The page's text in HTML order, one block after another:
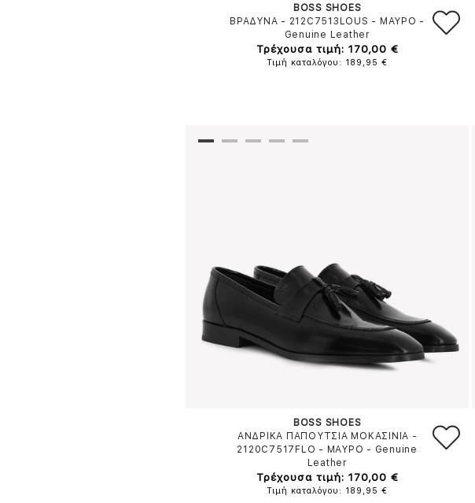
BOSS SHOES
ΒΡΑΔΥΝΑ - 212C7513LOUS - ΜΑΥΡΟ -
Genuine Leather
Τρέχουσα τιμή: 170,00 €
Τιμή καταλόγου: 189,95 €
BOSS SHOES
ΑΝΔΡΙΚΑ ΠΑΠΟΥΤΣΙΑ ΜΟΚΑΣΙΝΙΑ -
2120C7517FLO - ΜΑΥΡΟ - Genuine
Leather
Τρέχουσα τιμή: 170,00 €
Τιμή καταλόγου: 189,95 €